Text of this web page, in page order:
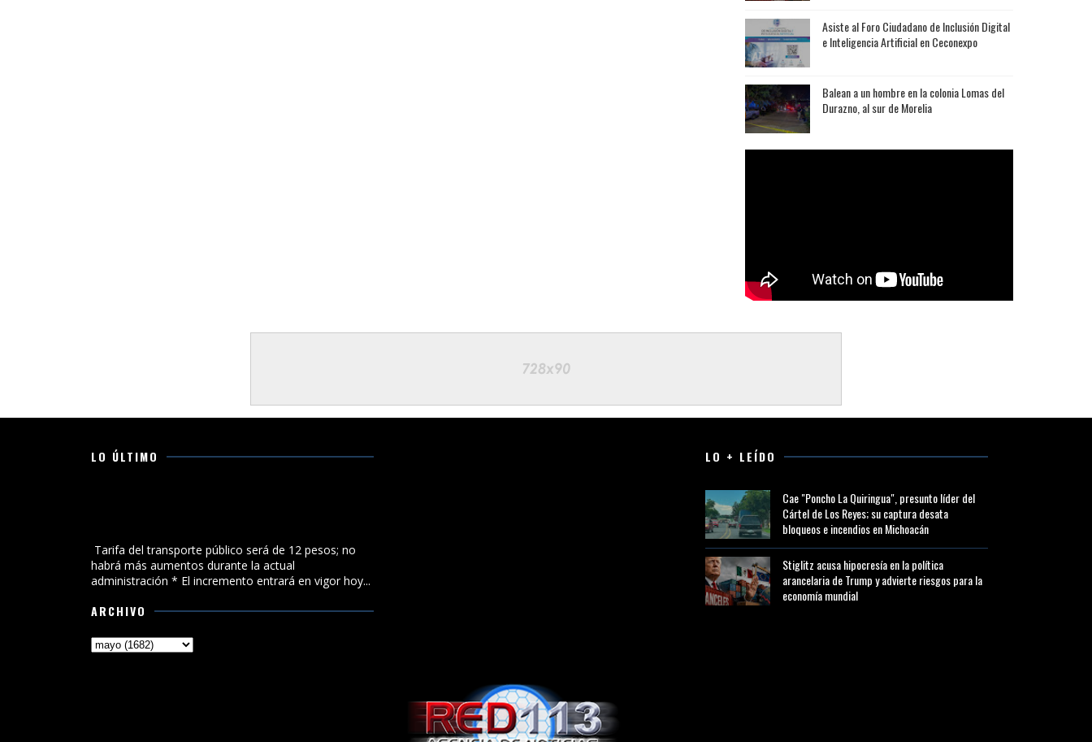
Asiste al Foro Ciudadano de Inclusión Digital
e Inteligencia Artificial en Ceconexpo
Balean a un hombre en la colonia Lomas del
Durazno, al sur de Morelia
LO ÚLTIMO
Tarifa del transporte público será de 12 pesos; no
habrá más aumentos durante la actual
administración * El incremento entrará en vigor hoy...
ARCHIVO
LO + LEÍDO
Cae "Poncho La Quiringua", presunto líder del
Cártel de Los Reyes; su captura desata
bloqueos e incendios en Michoacán
Stiglitz acusa hipocresía en la política
arancelaria de Trump y advierte riesgos para la
economía mundial